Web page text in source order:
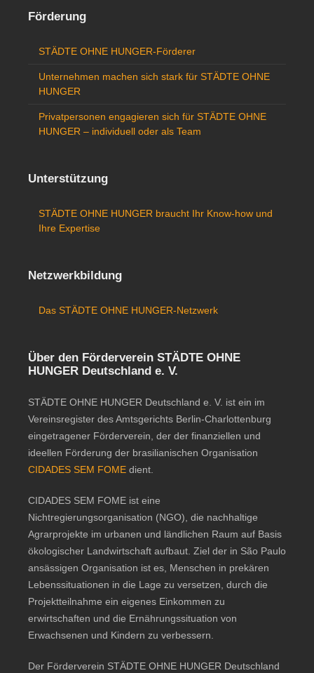
Förderung
STÄDTE OHNE HUNGER-Förderer
Unternehmen machen sich stark für STÄDTE OHNE
HUNGER
Privatpersonen engagieren sich für STÄDTE OHNE
HUNGER – individuell oder als Team
Unterstützung
STÄDTE OHNE HUNGER braucht Ihr Know-how und
Ihre Expertise
Netzwerkbildung
Das STÄDTE OHNE HUNGER-Netzwerk
Über den Förderverein STÄDTE OHNE
HUNGER Deutschland e. V.
STÄDTE OHNE HUNGER Deutschland e. V. ist ein im
Vereinsregister des Amtsgerichts Berlin-Charlottenburg
eingetragener Förderverein, der der finanziellen und
ideellen Förderung der brasilianischen Organisation
CIDADES SEM FOME dient.
CIDADES SEM FOME ist eine
Nichtregierungsorganisation (NGO), die nachhaltige
Agrarprojekte im urbanen und ländlichen Raum auf Basis
ökologischer Landwirtschaft aufbaut. Ziel der in São Paulo
ansässigen Organisation ist es, Menschen in prekären
Lebenssituationen in die Lage zu versetzen, durch die
Projektteilnahme ein eigenes Einkommen zu
erwirtschaften und die Ernährungssituation von
Erwachsenen und Kindern zu verbessern.
Der Förderverein STÄDTE OHNE HUNGER Deutschland